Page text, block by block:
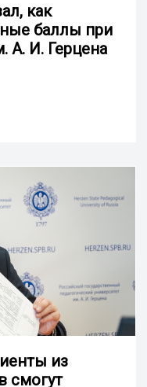
как
баллы при
А. И. Герцена
из
смогут